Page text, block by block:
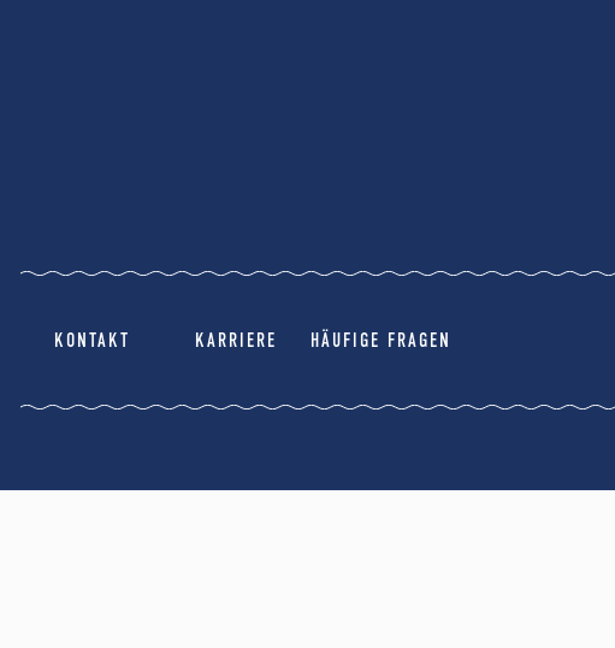
KONTAKT KARRIERE HÄUFIGE FRAGEN